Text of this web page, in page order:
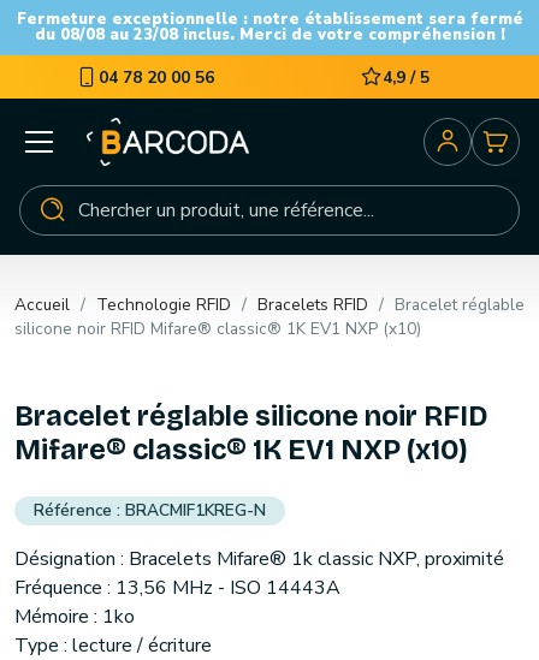
Fermeture exceptionnelle : notre établissement sera fermé
du 08/08 au 23/08 inclus. Merci de votre compréhension !
04 78 20 00 56 4,9 / 5
Accueil Technologie RFID Bracelets RFID
Bracelet réglable
silicone noir RFID Mifare® classic® 1K EV1 NXP (x10)
Bracelet réglable silicone noir RFID
Mifare® classic® 1K EV1 NXP (x10)
BRACMIF1KREG-N
Désignation : Bracelets Mifare® 1k classic NXP, proximité
Fréquence : 13,56 MHz - ISO 14443A
Mémoire : 1ko
Type : lecture / écriture